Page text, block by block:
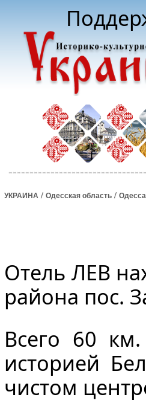
УКРАИНА / Одесская область / Одесса
Отель ЛЕВ
района пос.
Всего 60
историей
чистом